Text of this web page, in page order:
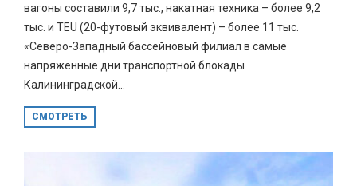
вагоны составили 9,7 тыс., накатная техника – более 9,2
тыс. и TEU (20-футовый эквивалент) – более 11 тыс.
«Северо-Западный бассейновый филиал в самые
напряженные дни транспортной блокады
Калининградской...
СМОТРЕТЬ